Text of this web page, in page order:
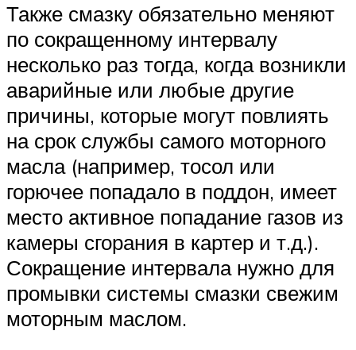
Также смазку обязательно меняют
по сокращенному интервалу
несколько раз тогда, когда возникли
аварийные или любые другие
причины, которые могут повлиять
на срок службы самого моторного
масла (например, тосол или
горючее попадало в поддон, имеет
место активное попадание газов из
камеры сгорания в картер и т.д.).
Сокращение интервала нужно для
промывки системы смазки свежим
моторным маслом.